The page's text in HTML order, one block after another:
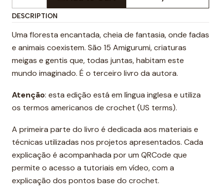
DESCRIPTION
Uma floresta encantada, cheia de fantasia, onde fadas
e animais coexistem. São 15 Amigurumi, criaturas
meigas e gentis que, todas juntas, habitam este
mundo imaginado. É o terceiro livro da autora.
Atenção: esta edição está em língua inglesa e utiliza
os termos americanos de crochet (US terms).
A primeira parte do livro é dedicada aos materiais e
técnicas utilizadas nos projetos apresentados. Cada
explicação é acompanhada por um QRCode que
permite o acesso a tutoriais em vídeo, com a
explicação dos pontos base do crochet.